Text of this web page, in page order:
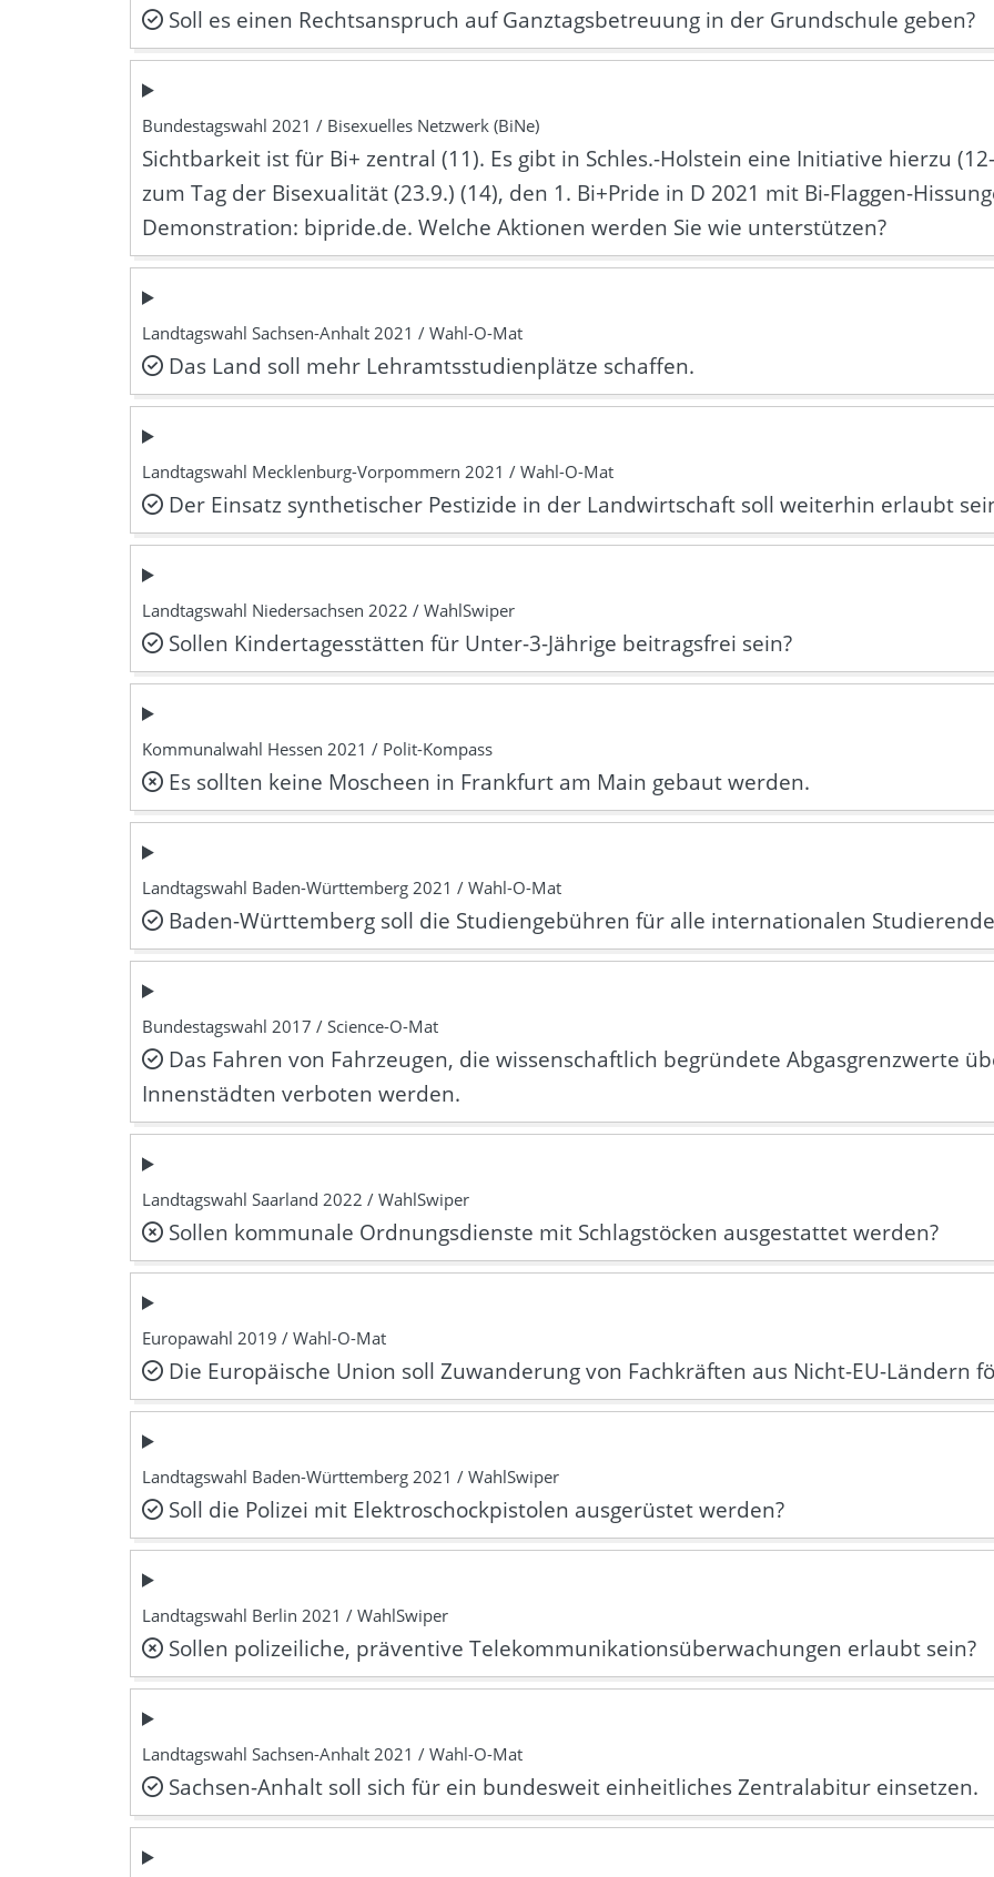
Soll es einen Rechtsanspruch auf Ganztagsbetreuung in der Grundschule geben?
Bundestagswahl 2021 / Bisexuelles Netzwerk (BiNe)
Sichtbarkeit ist für Bi+ zentral (11). Es gibt in Schles.-Holstein eine Initiative hierzu
zum Tag der Bisexualität (23.9.) (14), den 1. Bi+Pride in D 2021 mit Bi-Flaggen-
Demonstration: bipride.de. Welche Aktionen werden Sie wie unterstützen?
Landtagswahl Sachsen-Anhalt 2021 / Wahl-O-Mat
Das Land soll mehr Lehramtsstudienplätze schaffen.
Landtagswahl Mecklenburg-Vorpommern 2021 / Wahl-O-Mat
Der Einsatz synthetischer Pestizide in der Landwirtschaft soll weiterhin erlaubt
Landtagswahl Niedersachsen 2022 / WahlSwiper
Sollen Kindertagesstätten für Unter-3-Jährige beitragsfrei sein?
Kommunalwahl Hessen 2021 / Polit-Kompass
Es sollten keine Moscheen in Frankfurt am Main gebaut werden.
Landtagswahl Baden-Württemberg 2021 / Wahl-O-Mat
Baden-Württemberg soll die Studiengebühren für alle internationalen
Bundestagswahl 2017 / Science-O-Mat
Das Fahren von Fahrzeugen, die wissenschaftlich begründete Abgasgrenzwerte
Innenstädten verboten werden.
Landtagswahl Saarland 2022 / WahlSwiper
Sollen kommunale Ordnungsdienste mit Schlagstöcken ausgestattet werden?
Europawahl 2019 / Wahl-O-Mat
Die Europäische Union soll Zuwanderung von Fachkräften aus Nicht-EU-Ländern
Landtagswahl Baden-Württemberg 2021 / WahlSwiper
Soll die Polizei mit Elektroschockpistolen ausgerüstet werden?
Landtagswahl Berlin 2021 / WahlSwiper
Sollen polizeiliche, präventive Telekommunikationsüberwachungen erlaubt sein?
Landtagswahl Sachsen-Anhalt 2021 / Wahl-O-Mat
Sachsen-Anhalt soll sich für ein bundesweit einheitliches Zentralabitur einsetzen.